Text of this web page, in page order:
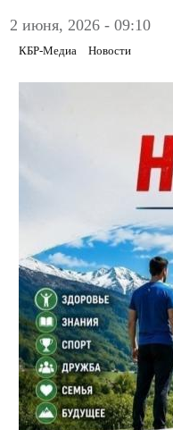
2 июня, 2026 - 09:10
КБР-Медиа Новости